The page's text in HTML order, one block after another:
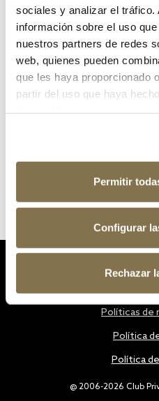
sociales y analizar el tráfico.
información sobre el uso
nuestros partners de redes
web, quienes pueden
que les haya proporcionado
partir del uso que haya
Permitir
Configurar
Rechazar
¿Has olvidado tu contraseña?
@ 2006-2026 Club
Políticas de
Política
Política